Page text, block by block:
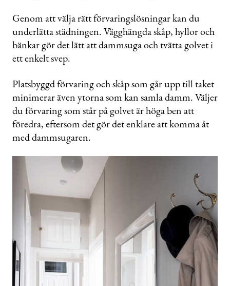
Genom att välja rätt förvaringslösningar kan du
underlätta städningen. Vägghängda skåp, hyllor och
bänkar gör det lätt att dammsuga och tvätta golvet i
ett enkelt svep.
Platsbyggd förvaring och skåp som går upp till taket
minimerar även ytorna som kan samla damm. Väljer
du förvaring som står på golvet är höga ben att
föredra, eftersom det gör det enklare att komma åt
med dammsugaren.